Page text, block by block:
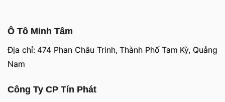
Ô Tô Minh Tâm
Địa chỉ: 474 Phan Châu Trinh, Thành Phố Tam Kỳ, Quảng
Nam
Công Ty CP Tín Phát